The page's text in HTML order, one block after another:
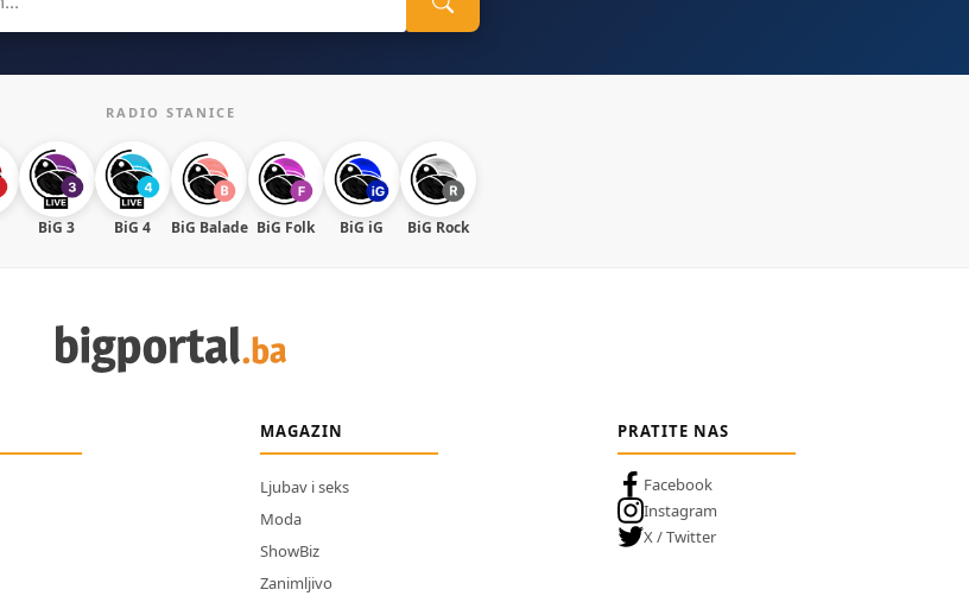
RADIO STANICE
BiG 3 BiG 4 BiG Balade BiG Folk BiG iG BiG Rock
MAGAZIN
Ljubav i seks
Moda
ShowBiz
Zanimljivo
PRATITE NAS
Facebook
Instagram
X / Twitter